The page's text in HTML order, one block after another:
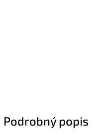
Podrobný popis